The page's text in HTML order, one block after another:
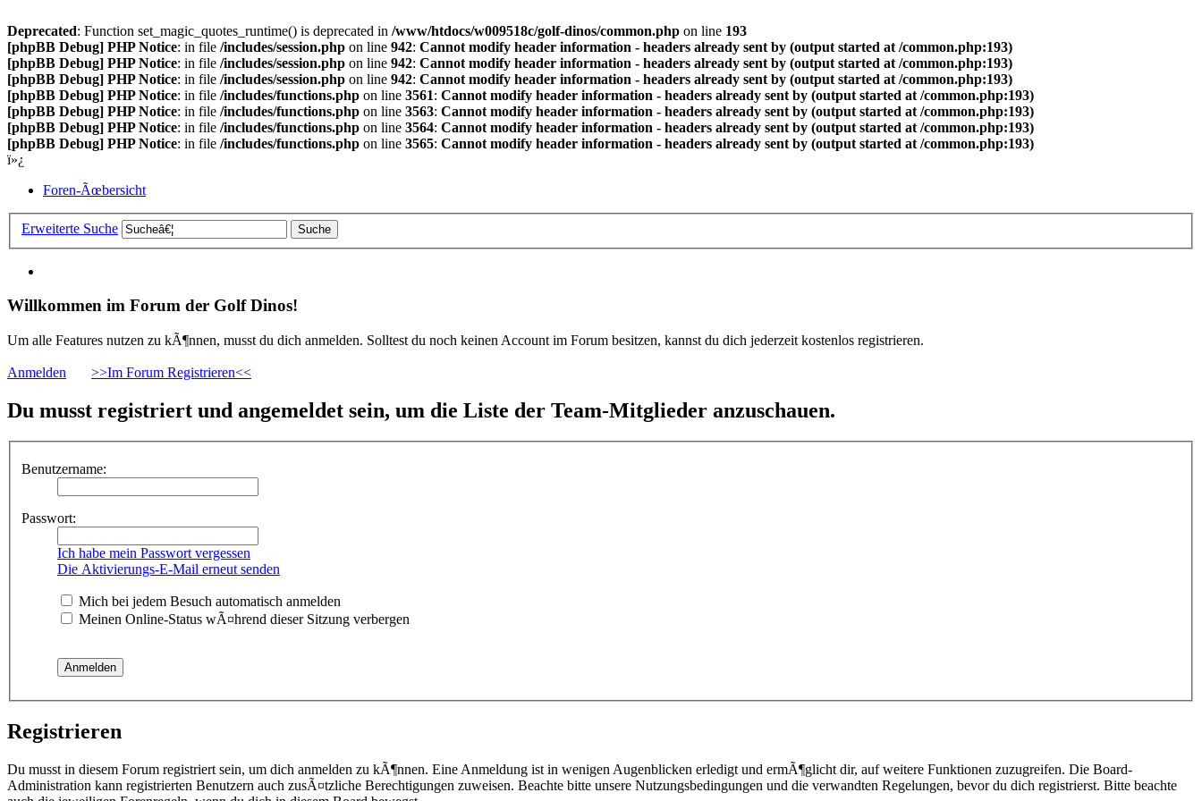
Deprecated: Function set_magic_quotes_runtime() is deprecated in /www/htdocs/w009518c/golf-dinos/common.php on line 193
[phpBB Debug] PHP Notice: in file /includes/session.php on line 942: Cannot modify header information - headers already sent by (output started at /common.php:193)
[phpBB Debug] PHP Notice: in file /includes/session.php on line 942: Cannot modify header information - headers already sent by (output started at /common.php:193)
[phpBB Debug] PHP Notice: in file /includes/session.php on line 942: Cannot modify header information - headers already sent by (output started at /common.php:193)
[phpBB Debug] PHP Notice: in file /includes/functions.php on line 3561: Cannot modify header information - headers already sent by (output started at /common.php:193)
[phpBB Debug] PHP Notice: in file /includes/functions.php on line 3563: Cannot modify header information - headers already sent by (output started at /common.php:193)
[phpBB Debug] PHP Notice: in file /includes/functions.php on line 3564: Cannot modify header information - headers already sent by (output started at /common.php:193)
[phpBB Debug] PHP Notice: in file /includes/functions.php on line 3565: Cannot modify header information - headers already sent by (output started at /common.php:193)
ï»¿
Foren-Ãœbersicht
Erweiterte Suche
Willkommen im Forum der Golf Dinos!
Um alle Features nutzen zu kÃ¶nnen, musst du dich anmelden. Solltest du noch keinen Account im Forum besitzen, kannst du dich jederzeit kostenlos registrieren.
Anmelden >>Im Forum Registrieren<<
Du musst registriert und angemeldet sein, um die Liste der Team-Mitglieder anzuschauen.
Benutzername:
Passwort:
Ich habe mein Passwort vergessen
Die Aktivierungs-E-Mail erneut senden
Mich bei jedem Besuch automatisch anmelden
Meinen Online-Status wÃ¤hrend dieser Sitzung verbergen
Registrieren
Du musst in diesem Forum registriert sein, um dich anmelden zu kÃ¶nnen. Eine Anmeldung ist in wenigen Augenblicken erledigt und ermÃ¶glicht dir, auf weitere Funktionen zuzugreifen. Die Board-
Administration kann registrierten Benutzern auch zusÃ¤tzliche Berechtigungen zuweisen. Beachte bitte unsere Nutzungsbedingungen und die verwandten Regelungen, bevor du dich registrierst. Bitte beachte